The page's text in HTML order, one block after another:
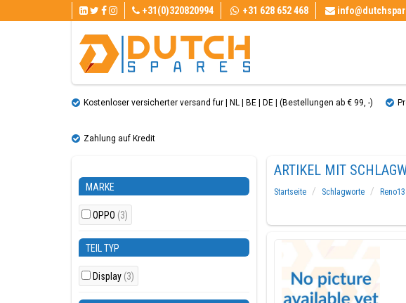
+31(0)320820994 +31 628 652 468
Kostenloser versicherter versand fur | NL | BE | DE | (Bestellungen ab € 99, ​​-)
Zahlung auf Kredit
MARKE
OPPO (3)
TEIL TYP
Display (3)
ARTIKEL MIT
Startseite Schlagworte